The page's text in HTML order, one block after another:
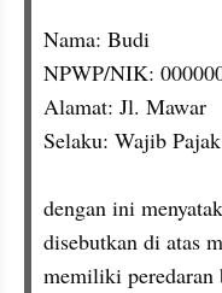
Nama: Budi
NPWP/NIK:
Alamat: Jl. Mawar
Selaku: Wajib Pajak
dengan ini
disebutkan di atas
memiliki peredaran